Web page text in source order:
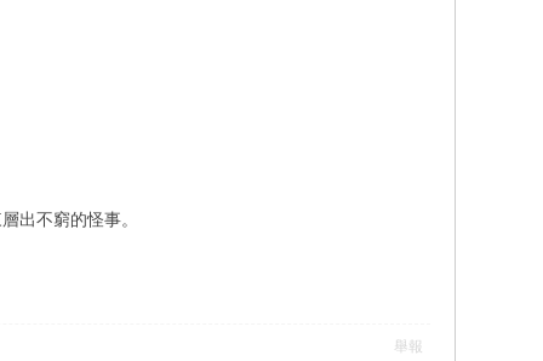
出不窮的怪事。
舉報